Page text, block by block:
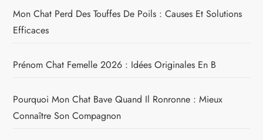
Mon Chat Perd Des Touffes De Poils : Causes Et Solutions
Efficaces
Prénom Chat Femelle 2026 : Idées Originales En B
Pourquoi Mon Chat Bave Quand Il Ronronne : Mieux
Connaître Son Compagnon